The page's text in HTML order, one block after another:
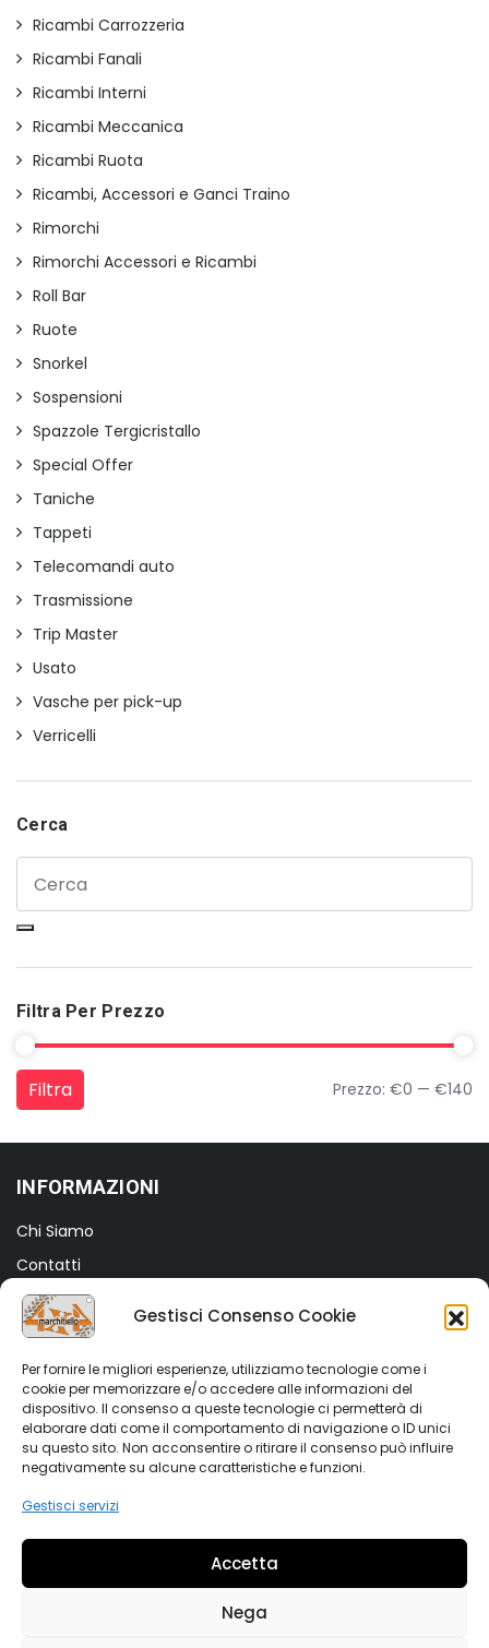
Gestisci Consenso Cookie
Per fornire le migliori esperienze, utilizziamo tecnologie come i
cookie per memorizzare e/o accedere alle informazioni del
dispositivo. Il consenso a queste tecnologie ci permetterà di
elaborare dati come il comportamento di navigazione o ID unici
su questo sito. Non acconsentire o ritirare il consenso può influire
negativamente su alcune caratteristiche e funzioni.
Gestisci servizi
Accetta
Nega
Ricambi Carrozzeria
Ricambi Fanali
Ricambi Interni
Ricambi Meccanica
Ricambi Ruota
Ricambi, Accessori e Ganci Traino
Rimorchi
Rimorchi Accessori e Ricambi
Roll Bar
Ruote
Snorkel
Sospensioni
Spazzole Tergicristallo
Special Offer
Taniche
Tappeti
Telecomandi auto
Trasmissione
Trip Master
Usato
Vasche per pick-up
Verricelli
Cerca
Filtra Per Prezzo
Prezzo Min
Prezzo Max
Filtra Prezzo: €0 — €140
INFORMAZIONI
Chi Siamo
Contatti
Termini e Condizioni
Privacy Policy
Cookie Policy (UE)
SHOP
Shop
My account
Wishlist